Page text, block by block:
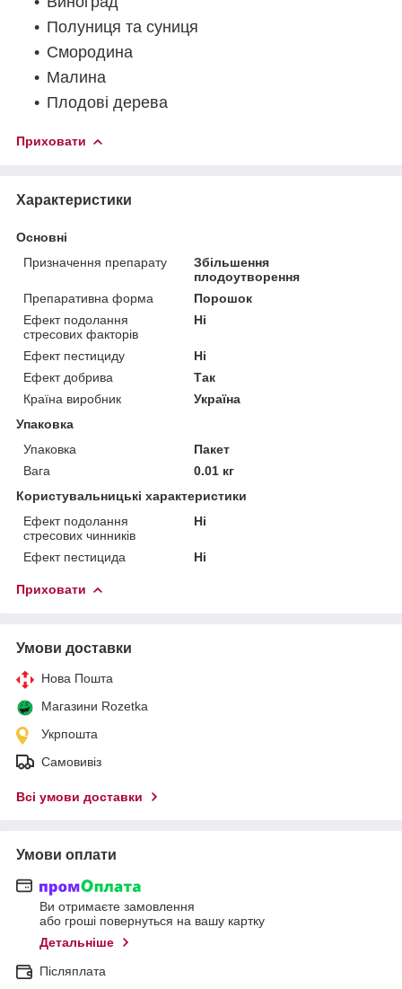
Полуниця та суниця
Смородина
Малина
Плодові дерева
Приховати
Характеристики
Основні
Призначення препарату
Збільшення
плодоутворення
Препаративна форма
Порошок
Ефект подолання
стресових факторів
Ні
Ефект пестициду
Ні
Ефект добрива
Так
Країна виробник
Україна
Упаковка
Упаковка
Пакет
Вага
0.01 кг
Користувальницькі характеристики
Ефект подолання
стресових чинників
Ні
Ефект пестицида Ні
Приховати
Умови доставки
Нова Пошта
Магазини Rozetka
Укрпошта
Самовивіз
Всі умови доставки
Умови оплати
Ви отримаєте замовлення
або гроші повернуться на вашу картку
Детальніше
Післяплата